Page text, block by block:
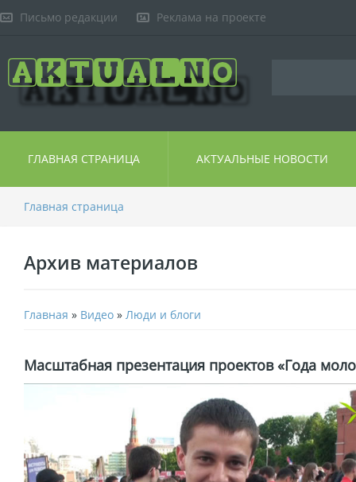
Письмо редакции Реклама на проекте
ГЛАВНАЯ СТРАНИЦА АКТУАЛЬНЫЕ НОВОСТИ
Главная страница
Архив материалов
Главная » Видео » Люди и блоги
Масштабная презентация проектов «Года